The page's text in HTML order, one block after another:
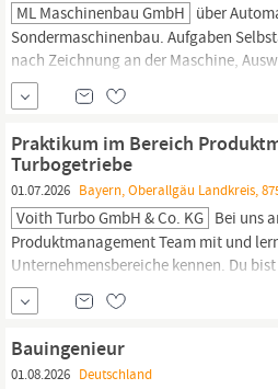
ML Maschinenbau GmbH über
Sondermaschinenbau. Aufgaben
nach Zeichnung an der Maschine,
Werkzeuge, Qualitätskontrolle,
Maschinen.Qualifikation CNC-Fräser
Siemens 840D Benefits arbeiten auf
abwechslungsreiche
Praktikum im Bereich
Turbogetriebe
01.07.2026 Bayern, Oberallgäu Landkreis,
Voith Turbo GmbH & Co. KG Bei uns
Produktmanagement Team mit und
Unternehmensbereiche kennen. Du
im Bereich
technische Betriebswirtschaft,
Bauingenieur
01.08.2026 Deutschland